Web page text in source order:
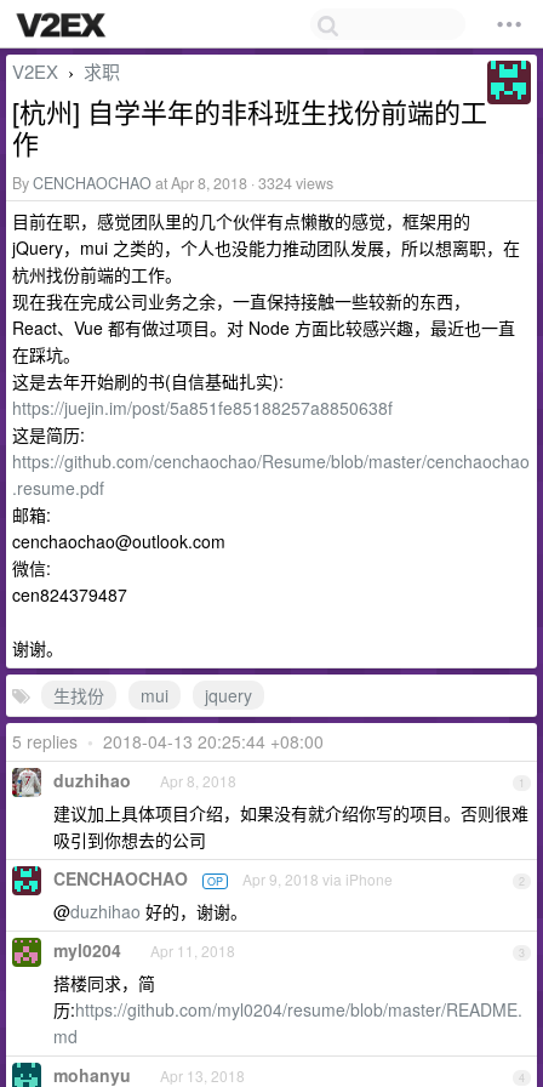
V2EX › 求职
[杭州] 自学半年的非科班生找份前端的工
作
ByCENCHAOCHAOat Apr 8, 2018 · 3324 views
目前在职，感觉团队里的几个伙伴有点懒散的感觉，框架用的
jQuery，mui 之类的，个人也没能力推动团队发展，所以想离职，在
杭州找份前端的工作。
现在我在完成公司业务之余，一直保持接触一些较新的东西，
React、Vue 都有做过项目。对 Node 方面比较感兴趣，最近也一直
在踩坑。
这是去年开始刷的书(自信基础扎实):
https://juejin.im/post/5a851fe85188257a8850638f
这是简历:
https://github.com/cenchaochao/Resume/blob/master/cenchaochao
.resume.pdf
邮箱:
cenchaochao@outlook.com
微信:
cen824379487
谢谢。
生找份
mui
jquery
5 replies • 2018-04-13 20:25:44 +08:00
1
duzhihao Apr 8, 2018
建议加上具体项目介绍，如果没有就介绍你写的项目。否则很难
吸引到你想去的公司
2
CENCHAOCHAO OP Apr 9, 2018 via iPhone
@duzhihao 好的，谢谢。
3
myl0204 Apr 11, 2018
搭楼同求，简
历:https://github.com/myl0204/resume/blob/master/README.
md
4
mohanyu Apr 13, 2018